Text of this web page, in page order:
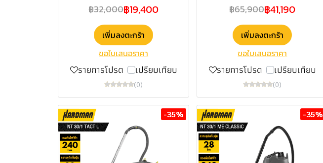
฿32,000฿19,400
เพิ่มลงตะกร้า
ขอใบเสนอราคา
รายการโปรด เปรียบเทียบ
(0)
฿65,900฿41,190
เพิ่มลงตะกร้า
ขอใบเสนอราคา
รายการโปรด เปรียบเทียบ
(0)
-35% -35%